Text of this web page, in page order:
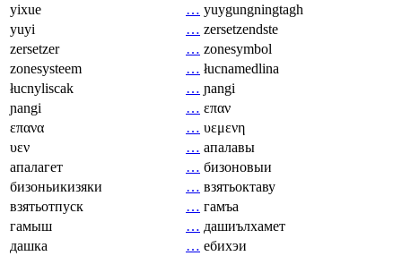
yixue
… yuygungningtagh
yuyi
… zersetzendste
zersetzer
… zonesymbol
zonesysteem
… łucnamedlina
łucnyliscak
… ɲangi
ɲangi
… επαν
επανα
… υεμενη
υεν
… апалавы
апалагет
… бизоновыи
бизоньикизяки
… взятьоктаву
взятьотпуск
… гамъа
гамыш
… дашиълхамет
дашка
… ебихэи